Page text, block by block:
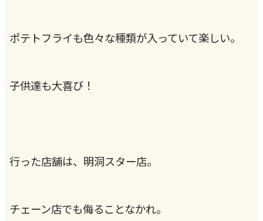
ポテトフライも色々な種類が入っていて楽しい。
子供達も大喜び！
行った店舗は、明洞スター店。
チェーン店でも侮ることなかれ。